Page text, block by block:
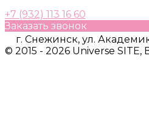
+7 (932) 113 16 60
Заказать звонок
г. Снежинск, ул.
© 2015 - 2026 Universe